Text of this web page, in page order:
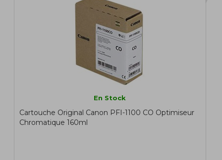
En Stock
Cartouche Original Canon PFI-1100 CO Optimiseur
Chromatique 160ml